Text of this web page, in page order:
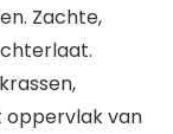
Zachte,
van